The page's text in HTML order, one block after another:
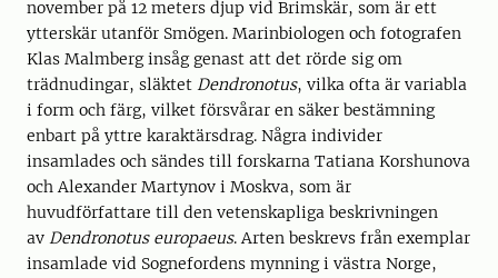
november på 12 meters djup vid Brimskär, som är ett
ytterskär utanför Smögen. Marinbiologen och fotografen
Klas Malmberg insåg genast att det rörde sig om
trädnudingar, släktet Dendronotus, vilka ofta är variabla
i form och färg, vilket försvårar en säker bestämning
enbart på yttre karaktärsdrag. Några individer
insamlades och sändes till forskarna Tatiana Korshunova
och Alexander Martynov i Moskva, som är
huvudförfattare till den vetenskapliga beskrivningen
av Dendronotus europaeus. Arten beskrevs från exemplar
insamlade vid Sognefordens mynning i västra Norge,